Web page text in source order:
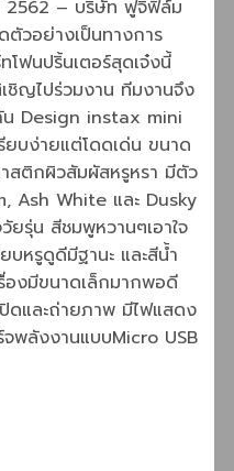
2562 – บริษัท ฟูจิฟิล์ม
ตัวอย่างเป็นทางการ
ฟนปริ้นเตอร์สุดเจ๋งนี้
ชิญไปร่วมงาน ทีมงานจึง
น Design instax mini
ยบง่ายแต่โดดเด่น ขนาด
สติกผิวสัมผัสหรูหรา มีตัว
Ash White และ Dusky
ยรุ่น สีชมพูหวานๆเอาใจ
บหรูดูดีมีฐานะ และสีน้ำ
องมีขนาดเล็กมากพอดี
ดและถ่ายภาพ มีไฟแสดง
พลังงานแบบMicro USB